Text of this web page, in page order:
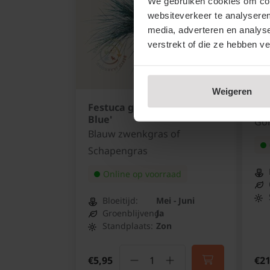
websiteverkeer te
media, adverteren en
verstrekt of die ze hebben
Weigeren
Festuca glauca 'Intense
Blue'
Blauw zwenkgras of
Schapengras
Online op voorraad
Bloeitijd:
Mei - Juni
Groenblijvend:
Ja
Standplaats: Zon
€5,95